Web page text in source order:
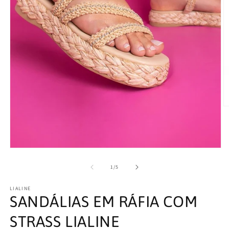
modal
1/de
5
LIALINE
SANDÁLIAS EM RÁFIA COM
STRASS LIALINE